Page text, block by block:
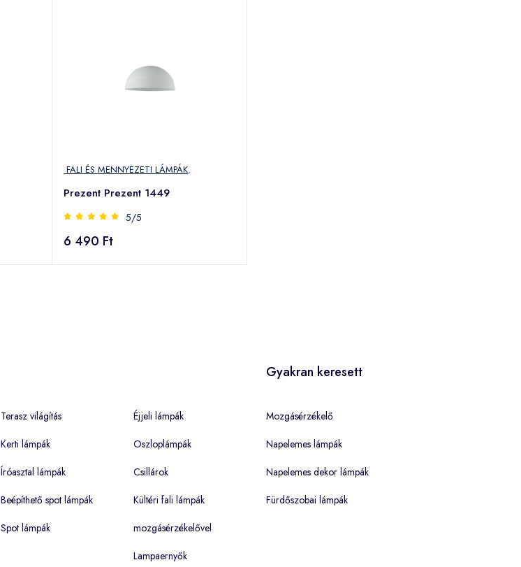
FALI ÉS MENNYEZETI LÁMPÁK,
Prezent Prezent 1449
5/5
6 490 Ft
Terasz világítás
Kerti lámpák
Íróasztal lámpák
Beépíthető spot lámpák
Spot lámpák
Éjjeli lámpák
Oszloplámpák
Csillárok
Kültéri fali lámpák
mozgásérzékelővel
Lampaernyők
Gyakran keresett
Mozgásérzékelő
Napelemes lámpák
Napelemes dekor lámpák
Fürdőszobai lámpák